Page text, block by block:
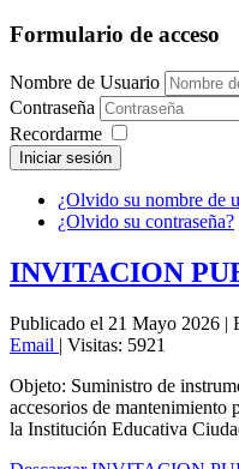
Formulario de acceso
Nombre de Usuario
Contraseña
Recordarme
Iniciar sesión
¿Olvido su nombre de
¿Olvido su contraseña?
INVITACION
Publicado el 21 Mayo 2026 |
Email | Visitas: 5921
Objeto: Suministro de
accesorios de mantenimiento
la Institución Educativa